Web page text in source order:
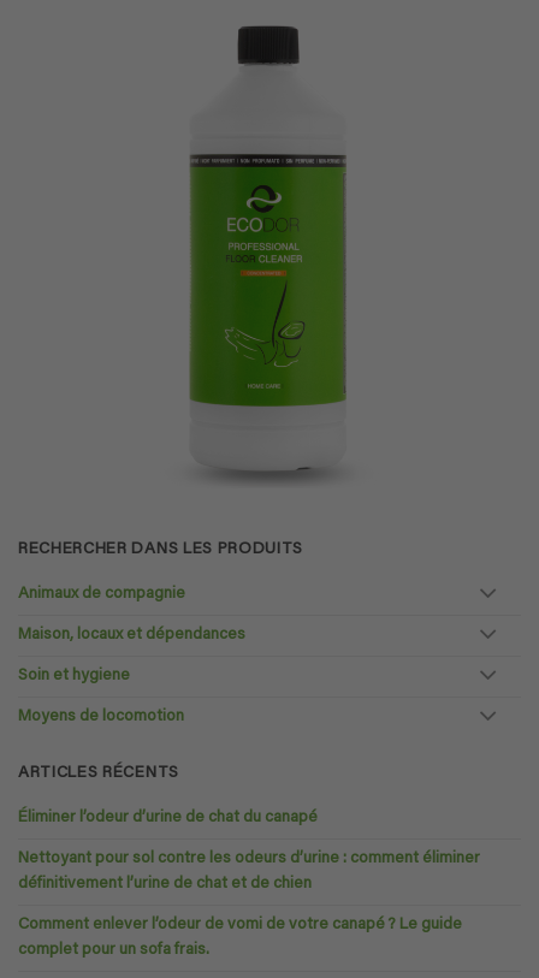
RECHERCHER DANS LES PRODUITS
Animaux de compagnie
Maison, locaux et dépendances
Soin et hygiene
Moyens de locomotion
ARTICLES RÉCENTS
Éliminer l’odeur d’urine de chat du canapé
Nettoyant pour sol contre les odeurs d’urine : comment éliminer
définitivement l’urine de chat et de chien
Comment enlever l’odeur de vomi de votre canapé ? Le guide
complet pour un sofa frais.